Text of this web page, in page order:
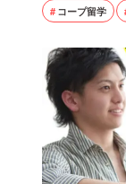
コープ留学